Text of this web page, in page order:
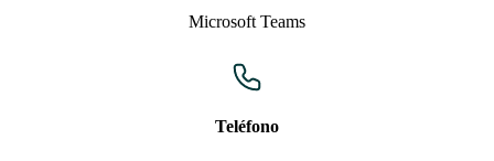
Microsoft Teams
Teléfono